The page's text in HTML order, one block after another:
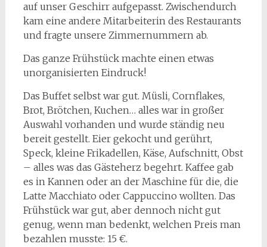
auf unser Geschirr aufgepasst. Zwischendurch
kam eine andere Mitarbeiterin des Restaurants
und fragte unsere Zimmernummern ab.
Das ganze Frühstück machte einen etwas
unorganisierten Eindruck!
Das Buffet selbst war gut. Müsli, Cornflakes,
Brot, Brötchen, Kuchen… alles war in großer
Auswahl vorhanden und wurde ständig neu
bereit gestellt. Eier gekocht und gerührt,
Speck, kleine Frikadellen, Käse, Aufschnitt, Obst
– alles was das Gästeherz begehrt. Kaffee gab
es in Kannen oder an der Maschine für die, die
Latte Macchiato oder Cappuccino wollten. Das
Frühstück war gut, aber dennoch nicht gut
genug, wenn man bedenkt, welchen Preis man
bezahlen musste: 15 €.